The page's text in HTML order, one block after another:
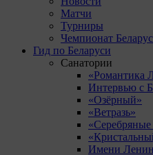
Матчи
Турниры
Чемпионат
Гид по Беларуси
Санатории
«Романтика
Интервью с
«Озёрный»
«Ветразь»
Имени